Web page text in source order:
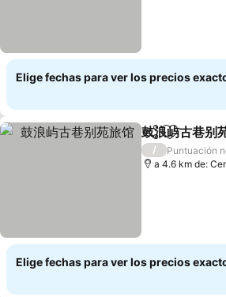
Elige fechas para ver los precios
Compartir
Agregar
鼓浪屿古巷别
/
Puntuación
a 4.6 km de:
Elige fechas para ver los precios